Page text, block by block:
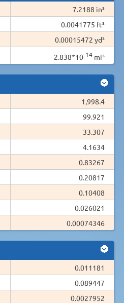
7.2188 in³
0.0041775 ft³
0.00015472 yd³
2.838*10-14 mi³
1,998.4
99.921
33.307
4.1634
0.83267
0.20817
0.10408
0.026021
0.00074346
0.011181
0.089447
0.0027952